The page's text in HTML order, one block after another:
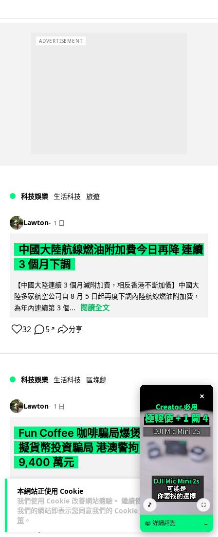
本網站正使用 Cookie
我們使用 Cookie 改善網站體驗。 繼續使用
我們的網站即表示您同意我們的 Cookie 政
策 。
ADVERTISEMENT
科技娛樂 生活科技 旅遊
Lawton 1 日
中國大陸航線燃油附加費今日再降 連續
3 個月下調
【中國大陸連續 3 個月減附加費，相反香港不斷加價】中國大
陸多家航空公司自 8 月 5 日起再度下調內陸航線燃油附加費，
為年內連續第 3 個...
閱讀全文
32 5 ↗ 分享
科技娛樂 生活科技 區塊鏈
Lawton 1 日
Fun Coffee 咖啡騙局爆煲 咖啡包裝虛
擬貨幣投資騙局 港澳警拘 8 人涉款
9,400 萬元
香港警方聯同澳門司警搗破以養生咖啡生意包裝的虛擬貨幣投
資騙局 Fun Coffee，兩地共拘捕 8 人，接獲逾 200 宗舉報，涉
款 9,4... 閱讀全文
118
×
🎵 ⛶
📖 詳細評測 →